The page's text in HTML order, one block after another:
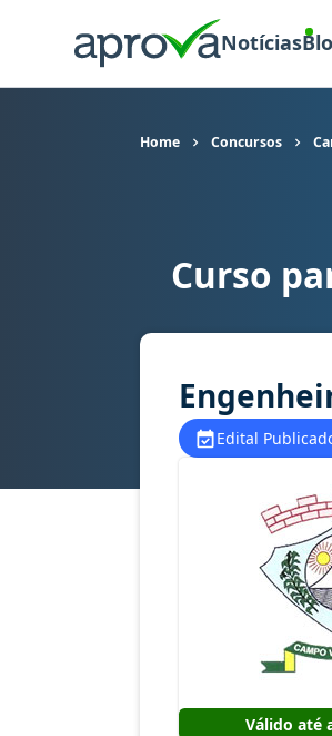
Notícias
Home Concursos
Curso para concurso
Curso
Edital
Válido até